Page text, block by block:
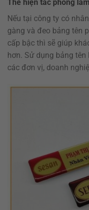
Thể hiện tác phong
Nếu tại công ty có
gàng và đeo bảng tên
cấp bậc thì sẽ giúp
hơn. Sử dụng bảng
các đơn vị, doanh